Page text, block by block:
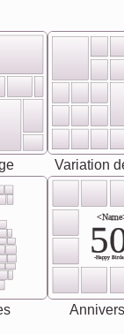
Variation
-Happy